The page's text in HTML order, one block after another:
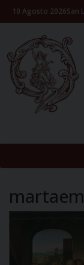
Skip10 Agosto 2026San